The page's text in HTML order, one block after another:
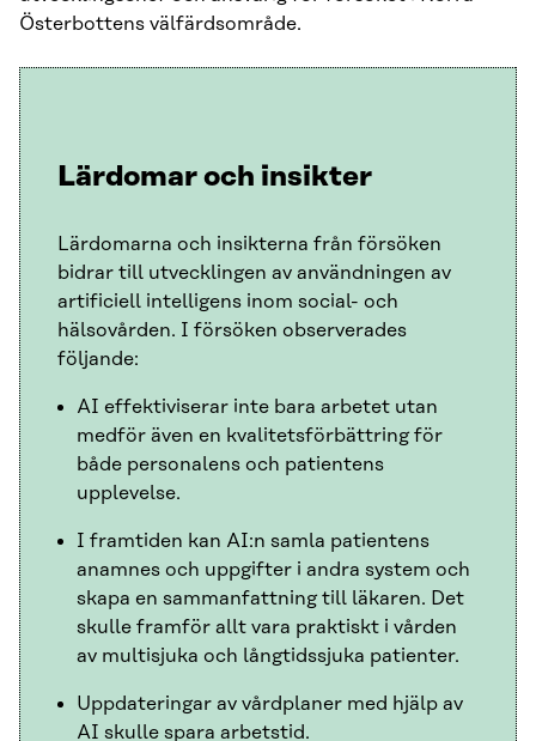
Österbottens välfärdsområde.
Lärdomar och insikter
Lärdomarna och insikterna från försöken
bidrar till utvecklingen av användningen av
artificiell intelligens inom social- och
hälsovården. I försöken observerades
följande:
AI effektiviserar inte bara arbetet utan
medför även en kvalitetsförbättring för
både personalens och patientens
upplevelse.
I framtiden kan AI:n samla patientens
anamnes och uppgifter i andra system och
skapa en sammanfattning till läkaren. Det
skulle framför allt vara praktiskt i vården
av multisjuka och långtidssjuka patienter.
Uppdateringar av vårdplaner med hjälp av
AI skulle spara arbetstid.